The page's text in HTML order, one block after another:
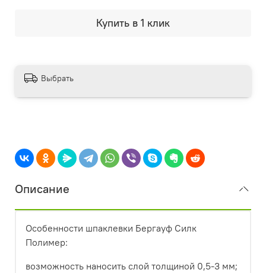
Купить в 1 клик
Выбрать
Описание
Особенности шпаклевки Бергауф Силк
Полимер:
возможность наносить слой толщиной 0,5-3 мм;